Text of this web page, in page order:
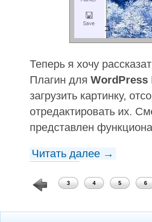
Теперь я хочу
Плагин для WordPress
загрузить картинку,
отредактировать их.
представлен
Читать далее →
2 3 4 5 6